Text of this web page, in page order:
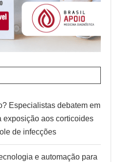
Especialistas debatem em
exposição aos corticoides
de infecções
e automação para